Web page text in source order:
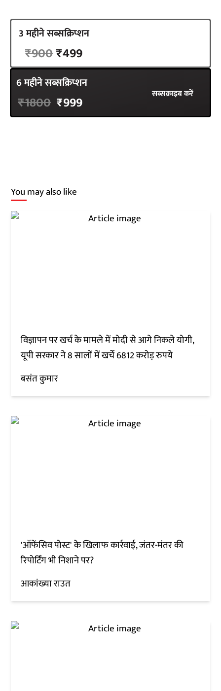
3 महीने सब्सक्रिप्शन
₹900₹499
6 महीने सब्सक्रिप्शन
₹1800 ₹999 सब्सक्राइब करें
You may also like
विज्ञापन पर खर्च के मामले में मोदी से आगे निकले योगी,
यूपी सरकार ने 8 सालों में खर्चे 6812 करोड़ रुपये
बसंत कुमार
'ऑफेंसिव पोस्ट' के खिलाफ कार्रवाई, जंतर-मंतर की
रिपोर्टिंग भी निशाने पर?
आकांख्या राउत